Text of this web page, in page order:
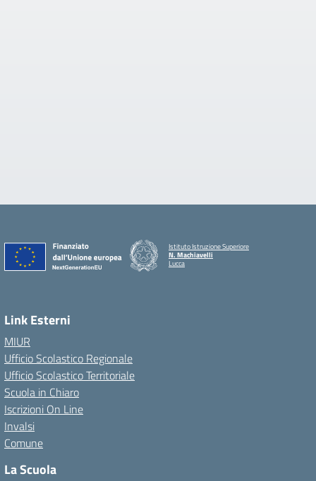
Istituto Istruzione Superiore
N. Machiavelli
Lucca
Link Esterni
MIUR
Ufficio Scolastico Regionale
Ufficio Scolastico Territoriale
Scuola in Chiaro
Iscrizioni On Line
Invalsi
Comune
La Scuola